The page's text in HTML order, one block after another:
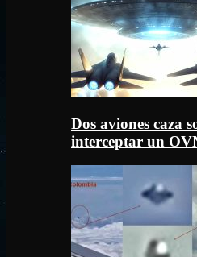
Dos aviones caza
interceptar un